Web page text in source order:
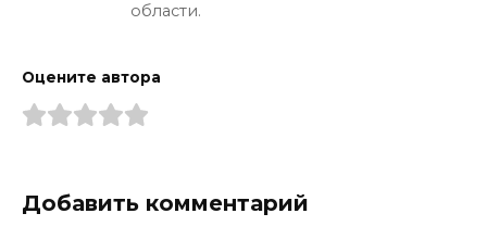
области.
Оцените автора
Добавить комментарий